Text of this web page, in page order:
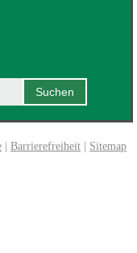
Barrierefreiheit Sitemap